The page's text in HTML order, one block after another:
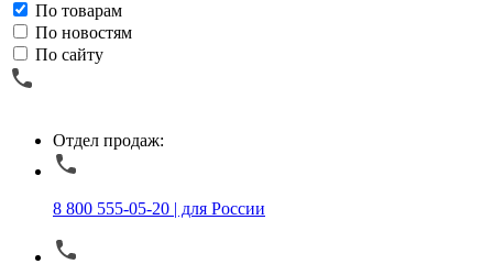
По товарам
По новостям
По сайту
Отдел продаж:
8 800 555-05-20 | для России